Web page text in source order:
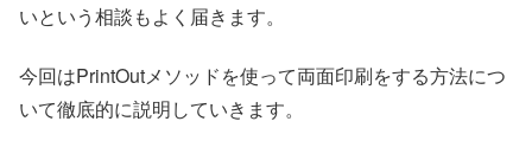
いという相談もよく届きます。
今回はPrintOutメソッドを使って両面印刷をする方法につ
いて徹底的に説明していきます。